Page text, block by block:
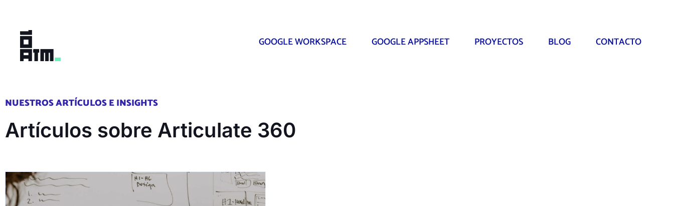
contenido
GOOGLE WORKSPACE GOOGLE APPSHEET PROYECTOS BLOG CONTACTO
NUESTROS ARTÍCULOS E INSIGHTS
Artículos sobre Articulate 360